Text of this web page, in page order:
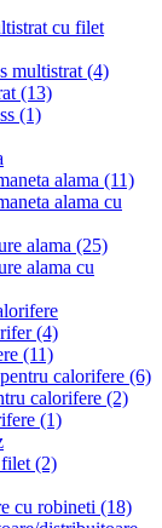
cu filet
multistrat (4)
(13)
(1)
alama (11)
alama cu
alama (25)
alama cu
(4)
(11)
calorifere (6)
calorifere (2)
(1)
(2)
cu robineti (18)